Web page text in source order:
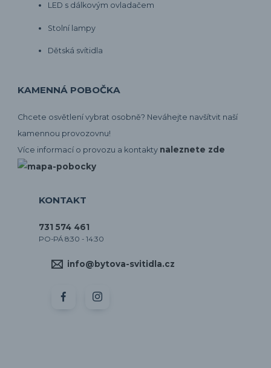
LED s dálkovým ovladačem
Stolní lampy
Dětská svítidla
KAMENNÁ POBOČKA
Chcete osvětlení vybrat osobně? Neváhejte navšítvit naší
kamennou provozovnu!
Více informací o provozu a kontakty naleznete zde
KONTAKT
731 574 461
PO-PÁ 8:30 - 14:30
info@bytova-svitidla.cz